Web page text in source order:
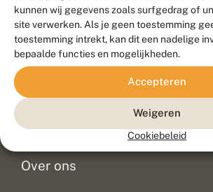
kunnen wij gegevens zoals surfgedrag of
site verwerken. Als je geen toestemming
toestemming intrekt, kan dit een nadelige
bepaalde functies en mogelijkheden.
Accepteren
Weigeren
Cookiebeleid
Contact
Veelgestelde vragen
Doneer
Over ons
Meld waarnemingen© 2026 Vlinderstichting
Duurzaam ontwikkeld door
Go2People
Blue Field Agency
Privacy
Disclaimer
Sitemap